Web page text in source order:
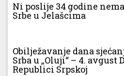
Ni poslije 34 godine
Srbe u Jelašcima
Obilježavanje dana
Srba u „Oluji“ – 4. avgust
Republici Srpskoj